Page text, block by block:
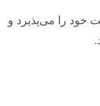
خود را می‌پذیرد و